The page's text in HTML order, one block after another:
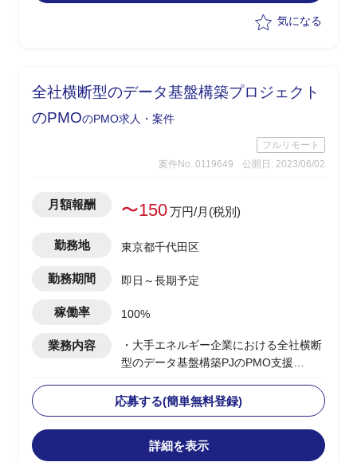
・関連部門およびベンダーとの調整
・システム本番稼働後のハイパーケア
気になる
全社横断型のデータ基盤構築プロジェクト
のPMOのPMO求人・案件
フルリモート
案件No. 0119649
公開日: 2023/06/02
月額報酬 〜150万円/月(税別)
勤務地 東京都千代田区
勤務期間 即日～長期予定
稼働率 100%
業務内容
・大手エネルギー企業における全社横断
型のデータ基盤構築PJのPMO支援
必要ドキュメントの作成、関係部署との
調整等
応募する(簡単無料登録)
詳細を表示